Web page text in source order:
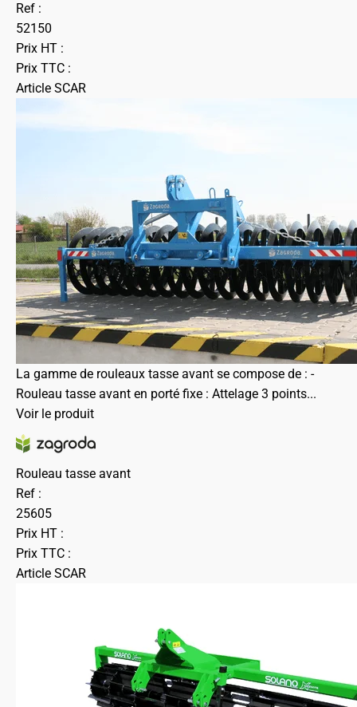
Ref :
52150
Prix HT :
Prix TTC :
Article SCAR
La gamme de rouleaux tasse avant se compose de : -
Rouleau tasse avant en porté fixe : Attelage 3 points...
Voir le produit
Rouleau tasse avant
Ref :
25605
Prix HT :
Prix TTC :
Article SCAR